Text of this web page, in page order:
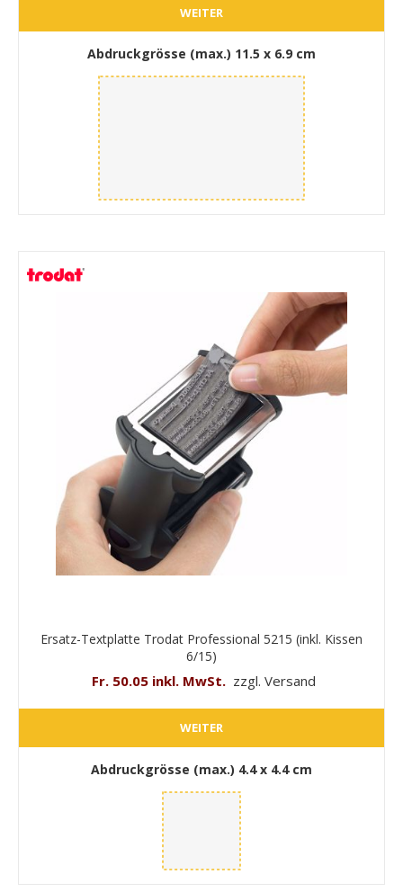
WEITER
Abdruckgrösse (max.) 11.5 x 6.9 cm
Ersatz-Textplatte Trodat Professional 5215 (inkl. Kissen
6/15)
Fr. 50.05 inkl. MwSt. zzgl. Versand
WEITER
Abdruckgrösse (max.) 4.4 x 4.4 cm